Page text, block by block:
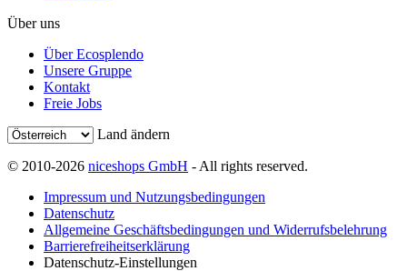
Über uns
Über Ecosplendo
Unsere Gruppe
Kontakt
Freie Jobs
Land ändern
© 2010-2026 niceshops GmbH - All rights reserved.
Impressum und Nutzungsbedingungen
Datenschutz
Allgemeine Geschäftsbedingungen und Widerrufsbelehrung
Barrierefreiheitserklärung
Datenschutz-Einstellungen